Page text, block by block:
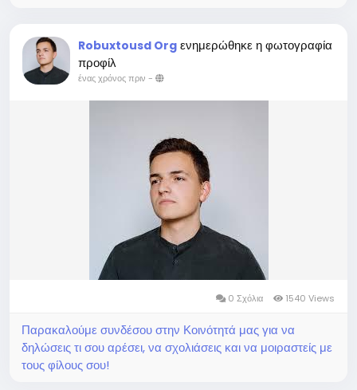
Robuxtousd Org ενημερώθηκε η φωτογραφία
προφίλ
ένας χρόνος πριν -
0 Σχόλια 1540 Views
Παρακαλούμε συνδέσου στην Κοινότητά μας για να
δηλώσεις τι σου αρέσει, να σχολιάσεις και να μοιραστείς με
τους φίλους σου!